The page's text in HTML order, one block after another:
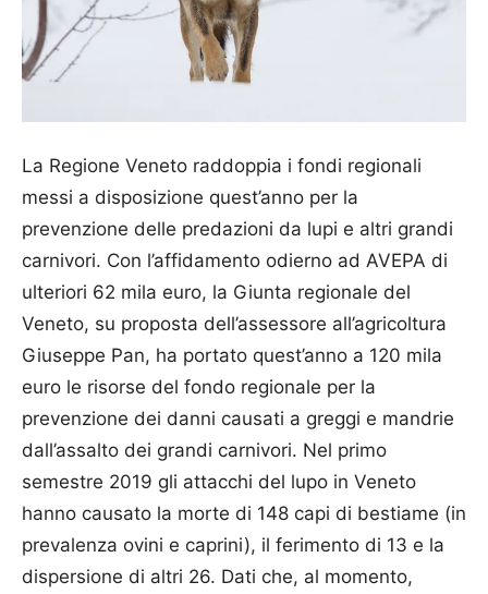
La Regione Veneto raddoppia i fondi regionali
messi a disposizione quest’anno per la
prevenzione delle predazioni da lupi e altri grandi
carnivori. Con l’affidamento odierno ad AVEPA di
ulteriori 62 mila euro, la Giunta regionale del
Veneto, su proposta dell’assessore all’agricoltura
Giuseppe Pan, ha portato quest’anno a 120 mila
euro le risorse del fondo regionale per la
prevenzione dei danni causati a greggi e mandrie
dall’assalto dei grandi carnivori. Nel primo
semestre 2019 gli attacchi del lupo in Veneto
hanno causato la morte di 148 capi di bestiame (in
prevalenza ovini e caprini), il ferimento di 13 e la
dispersione di altri 26. Dati che, al momento,